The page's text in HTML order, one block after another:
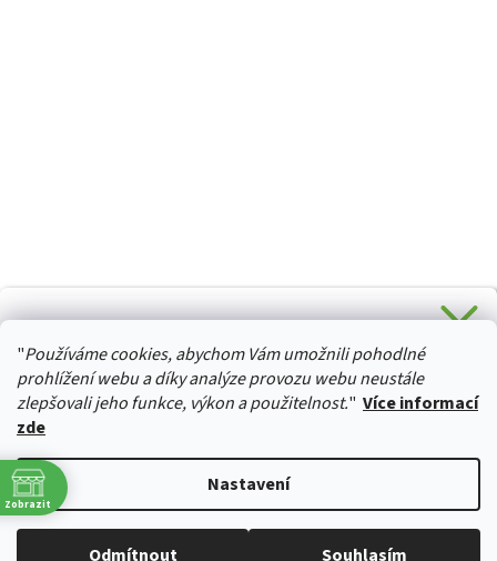
"Používáme cookies, abychom Vám umožnili pohodlné
prohlížení webu a díky analýze provozu webu neustále
zlepšovali jeho funkce, výkon a použitelnost." Více informací
zde
Nastavení
Odmítnout Souhlasím
HURTTA-COLLECTION.CZ
Copyright 2026izviratka.cz. Všechna práva vyhrazena.Upravit
Zobrazit
Stačí se přihlásit k odběru novinek z našeho obchodu a je
Vaše :)
Ano, chci se přihlásit
Zásady zpracování osobních údajů